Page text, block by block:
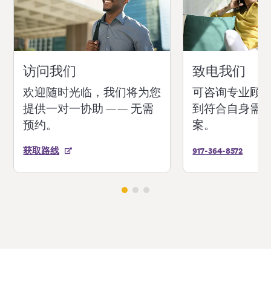
访问我们
欢迎随时光临，我们将为您
提供一对一协助 —— 无需
预约。
获取路线
致电我们
可咨询专业顾
到符合自身需
案。
917-364-8572